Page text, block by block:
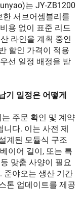
는 JY-ZB1200
한 서브어셈블리를
용 없이 표준 리드
라인을 계획 중인
할인 가격이 적용
선 일정 배정을 받
기 일정은 어떻게
주문 확인 및 계약
다. 이는 사전 제
계된 모듈식 구조
이어 길이, 또는 특
맞춤 사양이 필요
준야오는 생산 기간
톤 업데이트를 제공